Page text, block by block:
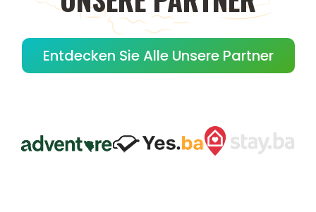
Entdecken Sie Alle Unsere Partner